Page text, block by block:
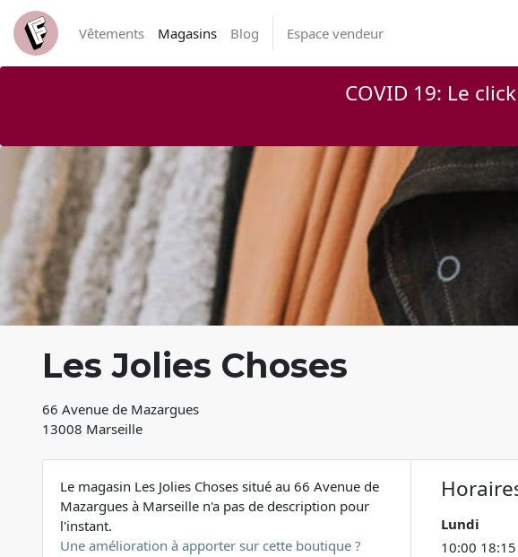
Vêtements Magasins Blog Espace vendeur
COVID 19: Le
Les Jolies Choses
66 Avenue de Mazargues
13008 Marseille
Le magasin Les Jolies Choses situé au 66 Avenue de
Mazargues à Marseille n'a pas de description pour
l'instant.
Une amélioration à apporter sur cette boutique ?
Lundi
10:00 18:15